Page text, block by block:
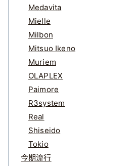
Medavita
Mielle
Milbon
Mitsuo Ikeno
Muriem
OLAPLEX
Paimore
R3system
Real
Shiseido
Tokio
今期流行